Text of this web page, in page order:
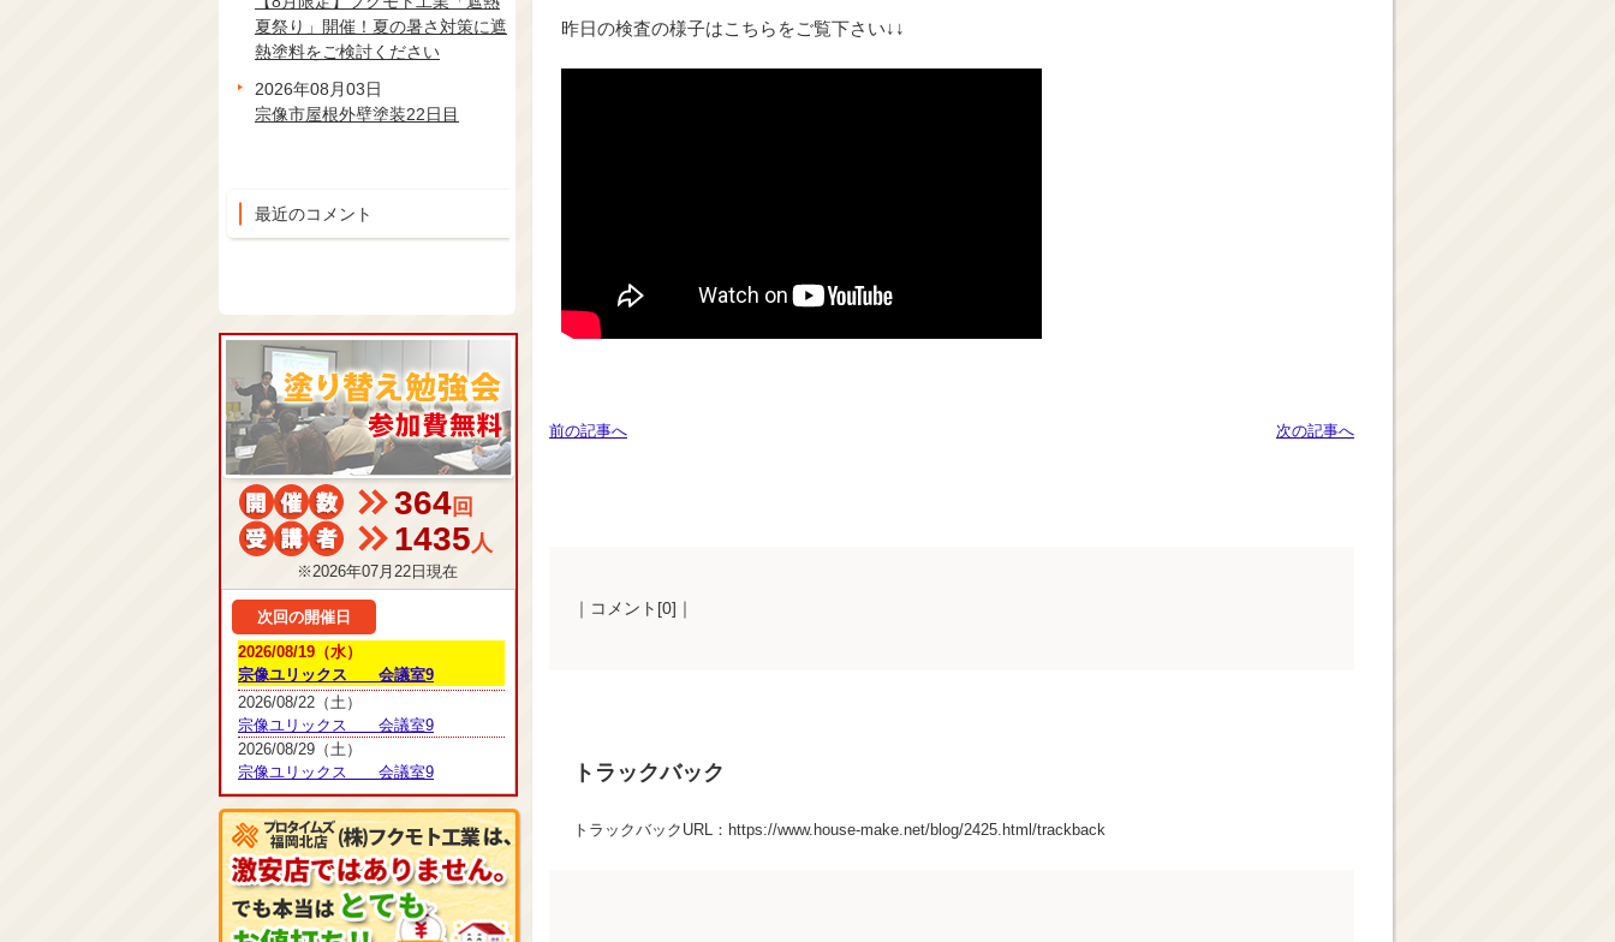
昨日の検査の様子はこちらをご覧下さい↓↓
次の記事へ
前の記事へ
｜コメント[0]｜
トラックバック
トラックバックURL：https://www.house-make.net/blog/2425.html/trackback
夏祭り」開催！夏の暑さ対策に遮
熱塗料をご検討ください
2026年08月03日
宗像市屋根外壁塗装22日目
最近のコメント
364回
1435人
※2026年07月22日現在
次回の開催日
2026/08/19（水）
宗像ユリックス 会議室9
2026/08/22（土）
宗像ユリックス 会議室9
2026/08/29（土）
宗像ユリックス 会議室9